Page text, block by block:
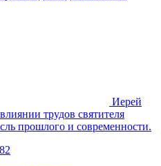
Иерей
трудов святителя
прошлого и современности.
82